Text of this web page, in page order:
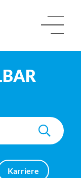
Karriere